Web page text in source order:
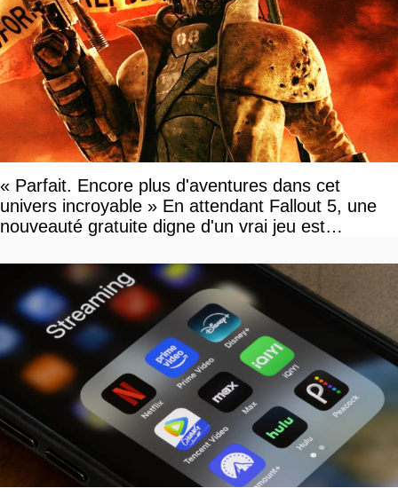
« Parfait. Encore plus d'aventures dans cet
univers incroyable » En attendant Fallout 5, une
nouveauté gratuite digne d'un vrai jeu est